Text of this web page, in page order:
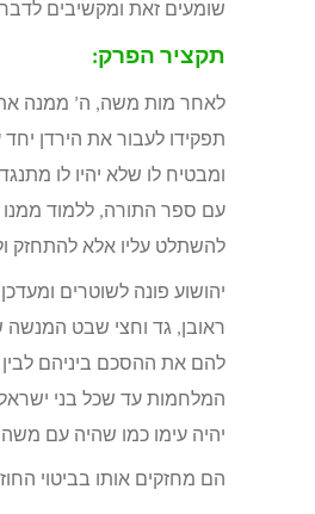
שומעים זאת ומקשיבים
תקציר הפרק:
לאחר מות משה, ה’ ממנה את
תפקידו לעבור את הירדן
ומבטיח לו שלא יהיו לו
עם ספר התורה, ללמוד ממנו
להשתלט עליו אלא להתחזק
יהושוע פונה לשוטרים
ראובן, גד וחצי שבט
להם את ההסכם ביניהם
המלחמות עד שכל בני ישראל
יהיה עימו כמו שהיה עם
הם מחזקים אותו בביטוי